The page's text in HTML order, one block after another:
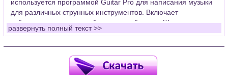
используется программой Guitar Pro для написания музыки
для различных струнных инструментов. Включает
табулатуры для гитары, бас-гитары, банджо. Широко
применяется для создания партитур, которые затем
Для открытия нот этого формата Вам необходимо
установить у себя на рабочем компьютере программу Guitar
развернуть полный текст >>